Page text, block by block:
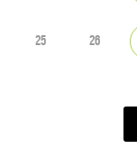
25 26